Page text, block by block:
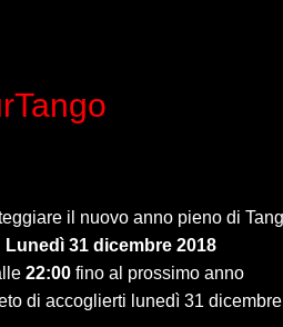
il nuovo anno pieno di
Lunedì 31 dicembre 2018
22:00fino al prossimo anno
di accoglierti lunedì 31